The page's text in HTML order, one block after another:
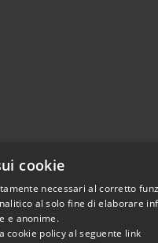
cookie
necessari al corretto
al solo fine di elaborare
e anonime.
cookie policy al seguente link